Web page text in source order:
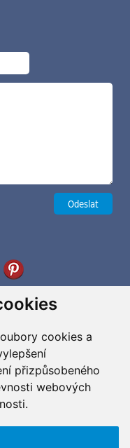
cookies a
přizpůsobeného
webových